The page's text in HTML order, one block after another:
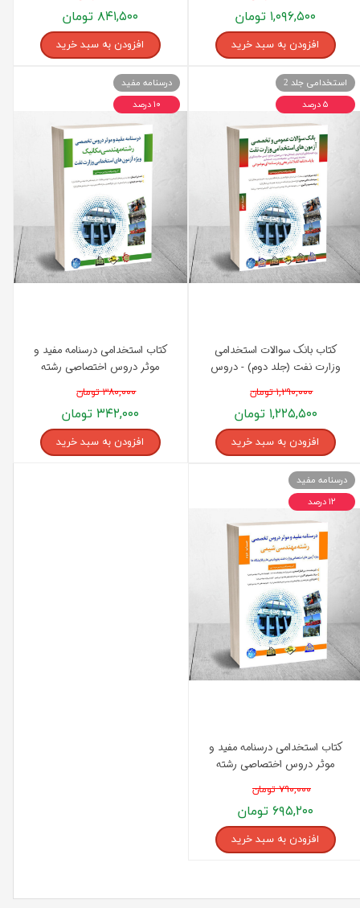
۱,۰۹۶,۵۰۰ تومان
افزودن به سبد خرید
۸۴۱,۵۰۰ تومان
افزودن به سبد خرید
کتاب بانک سوالات استخدامی
وزارت نفت (جلد دوم) - دروس
۱,۲۹۰,۰۰۰ تومان
۱,۲۲۵,۵۰۰ تومان
افزودن به سبد خرید
استخدامی جلد 2
۵ درصد
کتاب استخدامی درسنامه مفید و
موثر دروس اختصاصی رشته
۳۸۰,۰۰۰ تومان
۳۴۲,۰۰۰ تومان
افزودن به سبد خرید
درسنامه مفید
۱۰ درصد
کتاب استخدامی درسنامه مفید و
موثر دروس اختصاصی رشته
۷۹۰,۰۰۰ تومان
۶۹۵,۲۰۰ تومان
افزودن به سبد خرید
درسنامه مفید
۱۲ درصد